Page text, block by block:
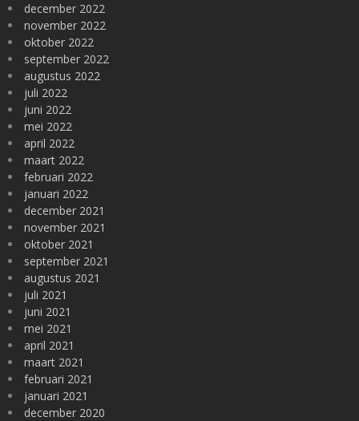
december 2022
november 2022
oktober 2022
september 2022
augustus 2022
juli 2022
juni 2022
mei 2022
april 2022
maart 2022
februari 2022
januari 2022
december 2021
november 2021
oktober 2021
september 2021
augustus 2021
juli 2021
juni 2021
mei 2021
april 2021
maart 2021
februari 2021
januari 2021
december 2020